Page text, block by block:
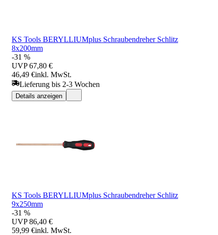
KS Tools BERYLLIUMplus Schraubendreher Schlitz
8x200mm
-31 %
UVP 67,80 €
46,49 €inkl. MwSt.
Lieferung bis 2-3 Wochen
Details anzeigen
KS Tools BERYLLIUMplus Schraubendreher Schlitz
9x250mm
-31 %
UVP 86,40 €
59,99 €inkl. MwSt.